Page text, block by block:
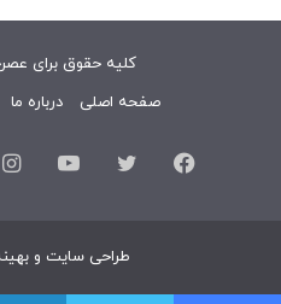
کلیه حقوق برای
صفحه اصلی
درباره ما
فیسبوک توییتر یوتیوب
طراحی سایت و